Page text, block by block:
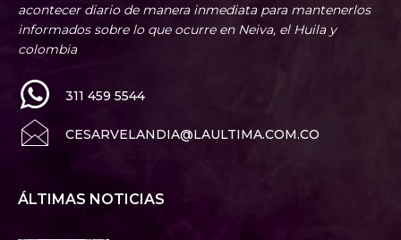
acontecer diario de manera inmediata para mantenerlos
informados sobre lo que ocurre en Neiva, el Huila y
colombia
311 459 5544
CESARVELANDIA@LAULTIMA.COM.CO
ÁLTIMAS NOTICIAS